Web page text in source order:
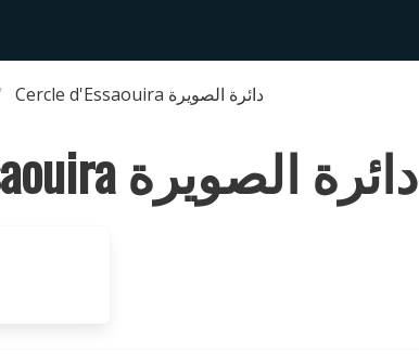
Cercle d'Essaouira دائرة الصويرة
Cercle d'Essaouira دائرة الصويرة